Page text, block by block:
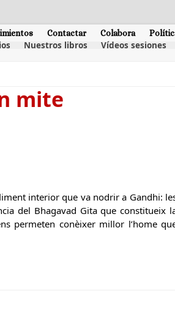
Contactar Colabora
Nuestros libros Vídeos sesiones
mite
interior que va nodrir a Gandhi:
del Bhagavad Gita que constitueix
permeten conèixer millor l’home